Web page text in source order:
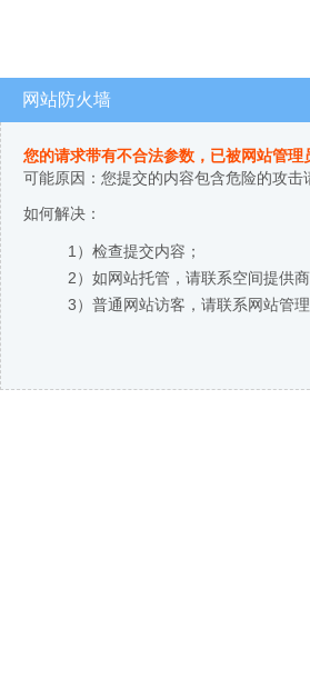
网站防火墙
您的请求带有不合法参数，已被网站管理
可能原因：您提交的内容包含危险的攻击
如何解决：
1）检查提交内容；
2）如网站托管，请联系空间提供商
3）普通网站访客，请联系网站管理